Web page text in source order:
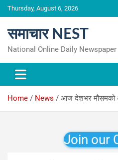
Skip
to
Thursday, August 6, 2026
समाचार NEST
National Online Daily Newspaper
Home News आज देशभर मौसमको
Join our